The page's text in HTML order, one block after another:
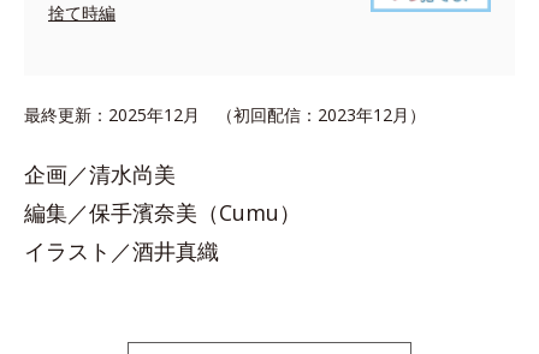
捨て時編
最終更新：2025年12月 （初回配信：2023年12月）
企画／清水尚美
編集／保手濱奈美（Cumu）
イラスト／酒井真織